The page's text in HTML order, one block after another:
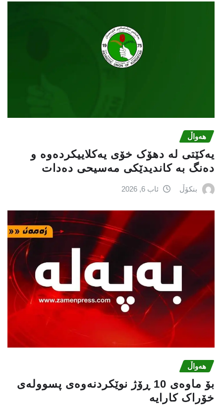
هەواڵ
یەکێتی لە دهۆک خۆی یەکلاییکردەوە و
دەنگ بە کاندیدێکی مەسیحی دەدات
بنکۆڵ ئاب 6, 2026
هەواڵ
بۆ ماوەی 10 ڕۆژ نوێکردنەوەی پسوولەی
خۆراک کارایە